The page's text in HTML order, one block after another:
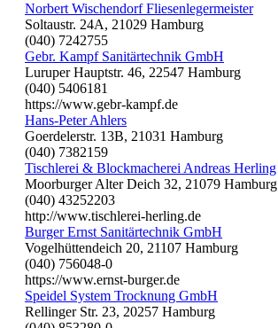
Norbert Wischendorf Fliesenlegermeister
Soltaustr. 24A, 21029 Hamburg
(040) 7242755
Gebr. Kampf Sanitärtechnik GmbH
Luruper Hauptstr. 46, 22547 Hamburg
(040) 5406181
https://www.gebr-kampf.de
Hans-Peter Ahlers
Goerdelerstr. 13B, 21031 Hamburg
(040) 7382159
Tischlerei & Blockmacherei Andreas Herling
Moorburger Alter Deich 32, 21079 Hamburg
(040) 43252203
http://www.tischlerei-herling.de
Burger Ernst Sanitärtechnik GmbH
Vogelhüttendeich 20, 21107 Hamburg
(040) 756048-0
https://www.ernst-burger.de
Speidel System Trocknung GmbH
Rellinger Str. 23, 20257 Hamburg